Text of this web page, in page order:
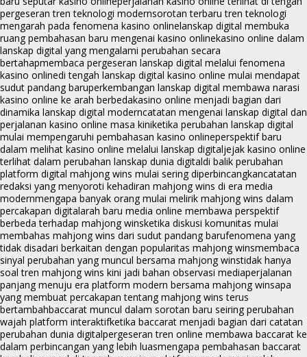
pergeseran tren teknologi modernsorotan terbaru tren teknologi
mengarah pada fenomena kasino onlinelanskap digital membuka
ruang pembahasan baru mengenai kasino onlinekasino online dalam
lanskap digital yang mengalami perubahan secara
bertahapmembaca pergeseran lanskap digital melalui fenomena
kasino onlinedi tengah lanskap digital kasino online mulai mendapat
sudut pandang baruperkembangan lanskap digital membawa narasi
kasino online ke arah berbedakasino online menjadi bagian dari
dinamika lanskap digital moderncatatan mengenai lanskap digital dan
perjalanan kasino online masa kiniketika perubahan lanskap digital
mulai mempengaruhi pembahasan kasino onlineperspektif baru
dalam melihat kasino online melalui lanskap digitaljejak kasino online
terlihat dalam perubahan lanskap dunia digitaldi balik perubahan
platform digital mahjong wins mulai sering diperbincangkancatatan
redaksi yang menyoroti kehadiran mahjong wins di era media
modernmengapa banyak orang mulai melirik mahjong wins dalam
percakapan digitalarah baru media online membawa perspektif
berbeda terhadap mahjong winsketika diskusi komunitas mulai
membahas mahjong wins dari sudut pandang barufenomena yang
tidak disadari berkaitan dengan popularitas mahjong winsmembaca
sinyal perubahan yang muncul bersama mahjong winstidak hanya
soal tren mahjong wins kini jadi bahan observasi mediaperjalanan
panjang menuju era platform modern bersama mahjong winsapa
yang membuat percakapan tentang mahjong wins terus
bertambahbaccarat muncul dalam sorotan baru seiring perubahan
wajah platform interaktifketika baccarat menjadi bagian dari catatan
perubahan dunia digitalpergeseran tren online membawa baccarat ke
dalam perbincangan yang lebih luasmengapa pembahasan baccarat